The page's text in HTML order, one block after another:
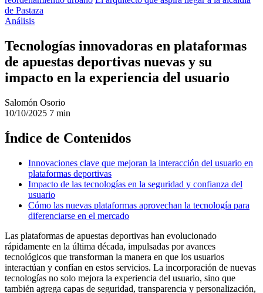
de Pastaza
Análisis
Tecnologías innovadoras en plataformas
de apuestas deportivas nuevas y su
impacto en la experiencia del usuario
Salomón Osorio
10/10/2025 7 min
Índice de Contenidos
Innovaciones clave que mejoran la interacción del usuario en
plataformas deportivas
Impacto de las tecnologías en la seguridad y confianza del
usuario
Cómo las nuevas plataformas aprovechan la tecnología para
diferenciarse en el mercado
Las plataformas de apuestas deportivas han evolucionado
rápidamente en la última década, impulsadas por avances
tecnológicos que transforman la manera en que los usuarios
interactúan y confían en estos servicios. La incorporación de nuevas
tecnologías no solo mejora la experiencia del usuario, sino que
también agrega capas de seguridad, transparencia y personalización,